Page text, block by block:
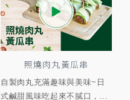
照燒肉丸黃瓜串
自製肉丸充滿趣味與美味~日
式鹹甜風味吃起來不膩口，...